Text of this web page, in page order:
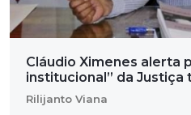
Cláudio Ximenes alerta
institucional” da Justiça
Rilijanto Viana